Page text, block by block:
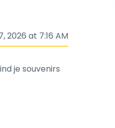
2026 at 7:16 AM
je souvenirs